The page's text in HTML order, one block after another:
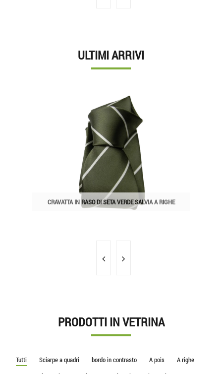
ULTIMI ARRIVI
CRAVATTA IN RASO DI SETA VERDE SALVIA A RIGHE
PRODOTTI IN VETRINA
Tutti Sciarpe a quadri bordo in contrasto A pois
A righe